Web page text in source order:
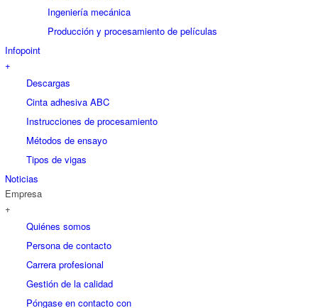
Ingeniería mecánica
Producción y procesamiento de películas
Infopoint
+
Descargas
Cinta adhesiva ABC
Instrucciones de procesamiento
Métodos de ensayo
Tipos de vigas
Noticias
Empresa
+
Quiénes somos
Persona de contacto
Carrera profesional
Gestión de la calidad
Póngase en contacto con